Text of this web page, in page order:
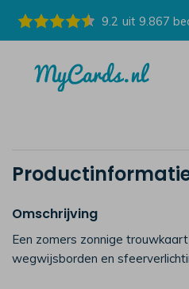
9.2 uit 9.867
Omschrijving
Een zomers zonnige
wegwijsborden en